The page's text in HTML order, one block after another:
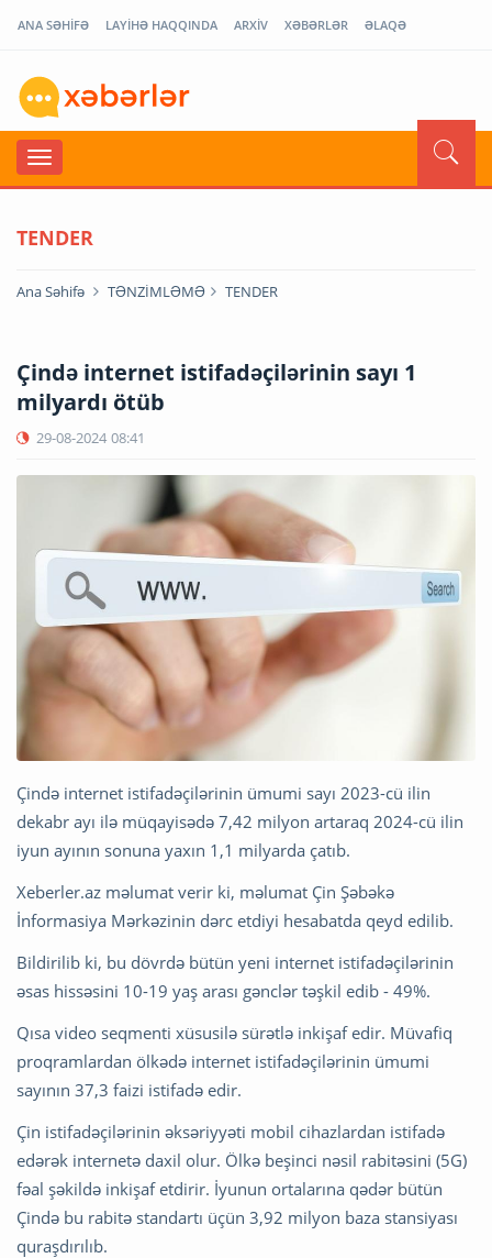
ANA SƏHİFƏ LAYİHƏ HAQQINDA ARXİV XƏBƏRLƏR ƏLAQƏ
TENDER
Ana Səhifə TƏNZİMLƏMƏ TENDER
Çində internet istifadəçilərinin sayı 1
milyardı ötüb
29-08-2024 08:41
Çində internet istifadəçilərinin ümumi sayı 2023-cü ilin
dekabr ayı ilə müqayisədə 7,42 milyon artaraq 2024-cü ilin
iyun ayının sonuna yaxın 1,1 milyarda çatıb.
Xeberler.az məlumat verir ki, məlumat Çin Şəbəkə
İnformasiya Mərkəzinin dərc etdiyi hesabatda qeyd edilib.
Bildirilib ki, bu dövrdə bütün yeni internet istifadəçilərinin
əsas hissəsini 10-19 yaş arası gənclər təşkil edib - 49%.
Qısa video seqmenti xüsusilə sürətlə inkişaf edir. Müvafiq
proqramlardan ölkədə internet istifadəçilərinin ümumi
sayının 37,3 faizi istifadə edir.
Çin istifadəçilərinin əksəriyyəti mobil cihazlardan istifadə
edərək internetə daxil olur. Ölkə beşinci nəsil rabitəsini (5G)
fəal şəkildə inkişaf etdirir. İyunun ortalarına qədər bütün
Çində bu rabitə standartı üçün 3,92 milyon baza stansiyası
quraşdırılıb.